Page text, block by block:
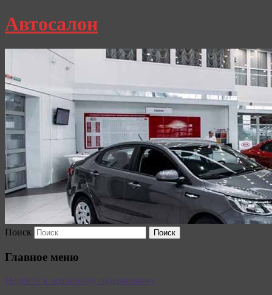
Автосалон
Поиск
Главное меню
Перейти к основному содержимому